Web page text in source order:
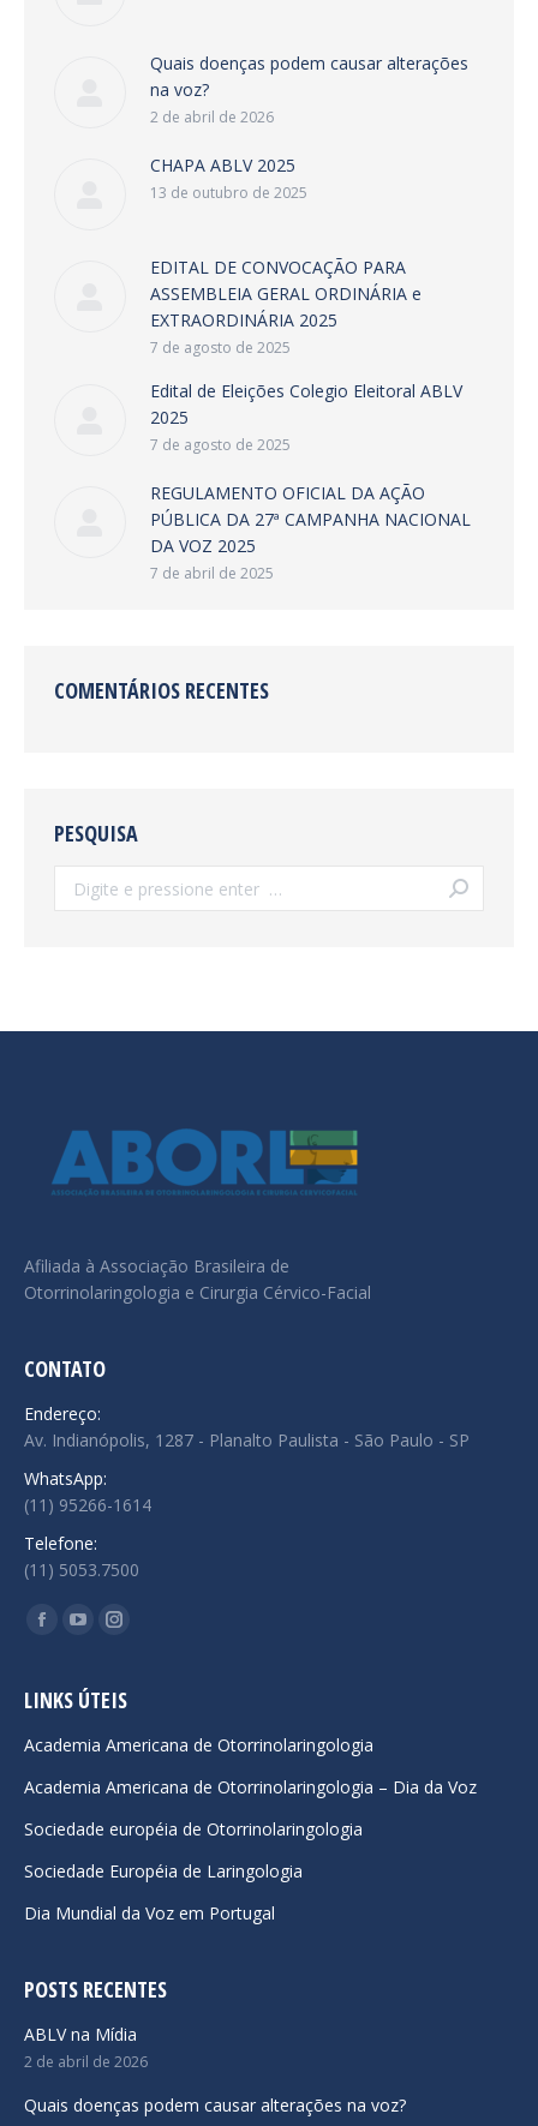
Quais doenças podem causar alterações
na voz?
2 de abril de 2026
CHAPA ABLV 2025
13 de outubro de 2025
EDITAL DE CONVOCAÇÃO PARA
ASSEMBLEIA GERAL ORDINÁRIA e
EXTRAORDINÁRIA 2025
7 de agosto de 2025
Edital de Eleições Colegio Eleitoral ABLV
2025
7 de agosto de 2025
REGULAMENTO OFICIAL DA AÇÃO
PÚBLICA DA 27ª CAMPANHA NACIONAL
DA VOZ 2025
7 de abril de 2025
COMENTÁRIOS RECENTES
PESQUISA
Search:
Afiliada à Associação Brasileira de
Otorrinolaringologia e Cirurgia Cérvico-Facial
CONTATO
Endereço:
Av. Indianópolis, 1287 - Planalto Paulista - São Paulo - SP
WhatsApp:
(11) 95266-1614
Telefone:
(11) 5053.7500
Encontre-nos em:
Facebook
opens
new
window
YouTube
opens
new
window
Instagram
opens
new
window
LINKS ÚTEIS
Academia Americana de Otorrinolaringologia
Academia Americana de Otorrinolaringologia – Dia da Voz
Sociedade européia de Otorrinolaringologia
Sociedade Européia de Laringologia
Dia Mundial da Voz em Portugal
POSTS RECENTES
ABLV na Mídia
2 de abril de 2026
Quais doenças podem causar alterações na voz?